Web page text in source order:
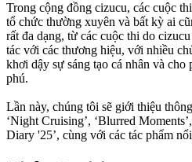
Trong cộng đồng cizucu, các cuộc
tổ chức thường xuyên và bất kỳ ai
rất đa dạng, từ các cuộc thi do
tác với các thương hiệu, với nhiều
khơi dậy sự sáng tạo cá nhân và cho
phú.
Lần này, chúng tôi sẽ giới thiệu
‘Night Cruising’, ‘Blurred
Diary '25’, cùng với các tác phẩm